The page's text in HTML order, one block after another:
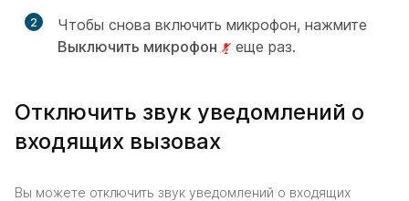
2
Чтобы снова включить микрофон, нажмите
Выключить микрофон
еще раз.
Отключить звук уведомлений о
входящих вызовах
Вы можете отключить звук уведомлений о входящих